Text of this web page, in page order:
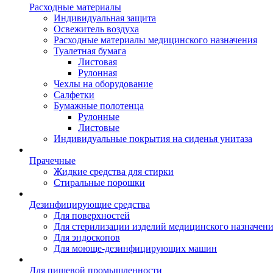
Расходные материалы
Индивидуальная защита
Освежитель воздуха
Расходные материалы медицинского назначения
Туалетная бумага
Листовая
Рулонная
Чехлы на оборудование
Салфетки
Бумажные полотенца
Рулонные
Листовые
Индивидуальные покрытия на сиденья унитаза
Прачечные
Жидкие средства для стирки
Стиральные порошки
Дезинфицирующие средства
Для поверхностей
Для стерилизации изделий медицинского
Для эндоскопов
Для моюще-дезинфицирующих машин
Для пищевой промышленности